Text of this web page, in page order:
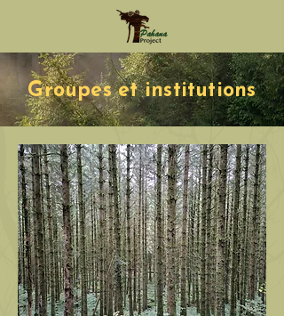
Groupes et institutions